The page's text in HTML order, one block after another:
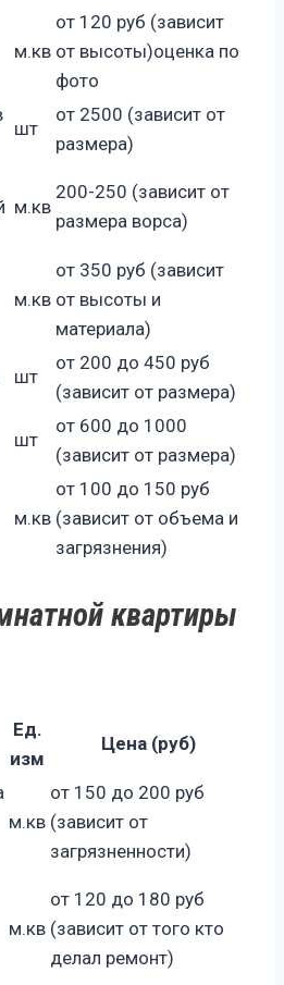
м.кв
от 120 руб (зависит
от высоты)оценка по
фото
шт
от 2500 (зависит от
размера)
м.кв
200-250 (зависит от
размера ворса)
м.кв
от 350 руб (зависит
от высоты и
материала)
шт
от 200 до 450 руб
(зависит от размера)
шт
от 600 до 1000
(зависит от размера)
м.кв
от 100 до 150 руб
(зависит от объема и
загрязнения)
квартиры
Ед.
изм
Цена (руб)
м.кв
от 150 до 200 руб
(зависит от
загрязненности)
м.кв
от 120 до 180 руб
(зависит от того кто
делал ремонт)